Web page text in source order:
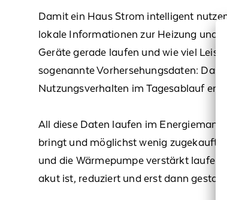
Damit ein Haus Strom intelligent
lokale Informationen zur Heizung und
Geräte gerade laufen und wie viel
sogenannte Vorhersehungsdaten: Das
Nutzungsverhalten im Tagesablauf
All diese Daten laufen im
bringt und möglichst wenig zugekauft
und die Wärmepumpe verstärkt laufen
akut ist, reduziert und erst dann gestarte